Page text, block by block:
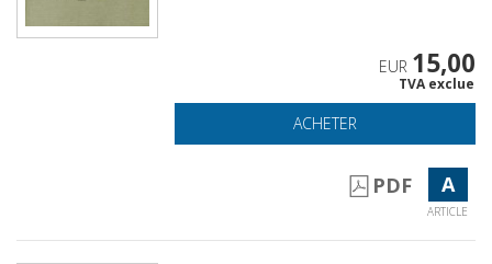
EUR 15,00
TVA exclue
ACHETER
PDF A
ARTICLE